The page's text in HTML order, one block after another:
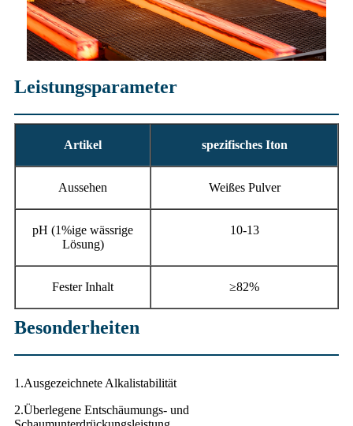
Leistungsparameter
Artikel spezifisches Iton
Aussehen Weißes Pulver
pH (1%ige wässrige
Lösung)
10-13
Fester Inhalt ≥82%
Besonderheiten
1.Ausgezeichnete Alkalistabilität
2.Überlegene Entschäumungs- und